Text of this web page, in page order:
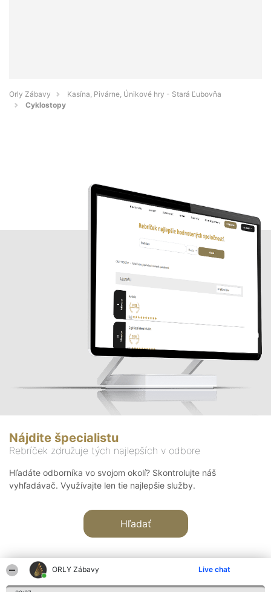
ORLY Zábavy Live chat
Orly Zábavy
Kasína, Pivárne, Únikové hry - Stará Ľubovňa
Cyklostopy
Nájdite špecialistu
Rebríček združuje tých najlepších v odbore
Hľadáte odborníka vo svojom okolí? Skontrolujte náš
vyhľadávač. Využívajte len tie najlepšie služby.
Hľadať